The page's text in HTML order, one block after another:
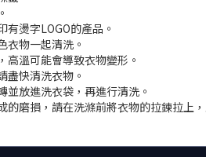
有燙字LOGO的產品。
衣物一起清洗。
高溫可能會導致衣物變形。
盡快清洗衣物。
並放進洗衣袋，再進行清洗。
的磨損，請在洗滌前將衣物的拉鍊拉上